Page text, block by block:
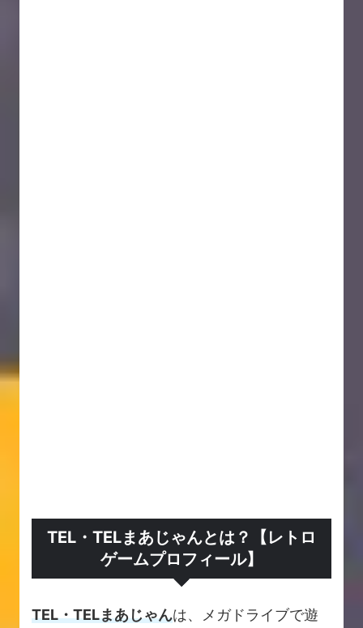
TEL・TELまあじゃんとは？【レトロ
ゲームプロフィール】
TEL・TELまあじゃんは、メガドライブで遊